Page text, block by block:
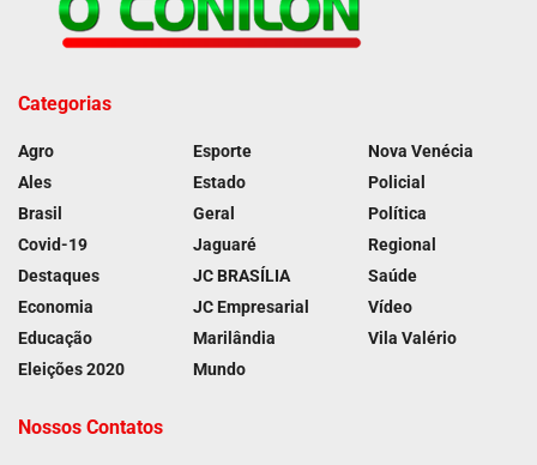
Categorias
Agro
Ales
Brasil
Covid-19
Destaques
Economia
Educação
Eleições 2020
Esporte
Estado
Geral
Jaguaré
JC BRASÍLIA
JC Empresarial
Marilândia
Mundo
Nova Venécia
Policial
Política
Regional
Saúde
Vídeo
Vila Valério
Nossos Contatos